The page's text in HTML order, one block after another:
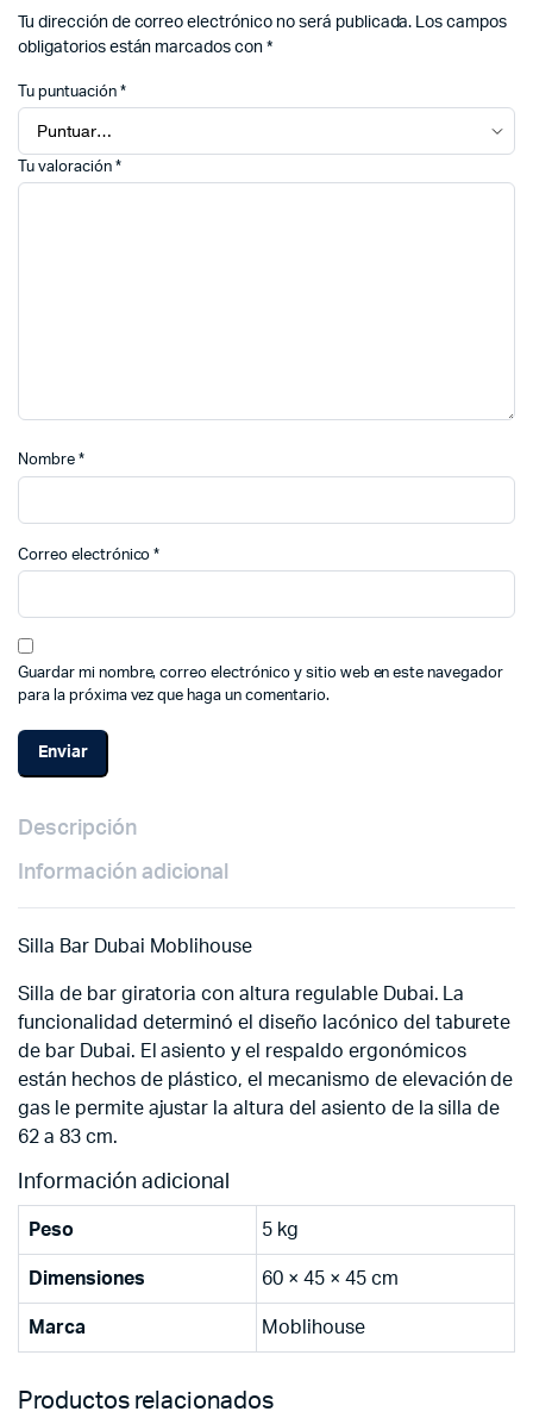
Tu dirección de correo electrónico no será publicada. Los campos
obligatorios están marcados con*
Tu puntuación *
Tu valoración *
Nombre *
Correo electrónico*
Guardar mi nombre, correo electrónico y sitio web en este navegador
para la próxima vez que haga un comentario.
Descripción
Información adicional
Silla Bar Dubai Moblihouse
Silla de bar giratoria con altura regulable Dubai. La
funcionalidad determinó el diseño lacónico del taburete
de bar Dubai. El asiento y el respaldo ergonómicos
están hechos de plástico, el mecanismo de elevación de
gas le permite ajustar la altura del asiento de la silla de
62 a 83 cm.
Información adicional
Peso 5 kg
Dimensiones 60 × 45 × 45 cm
Marca Moblihouse
Productos relacionados